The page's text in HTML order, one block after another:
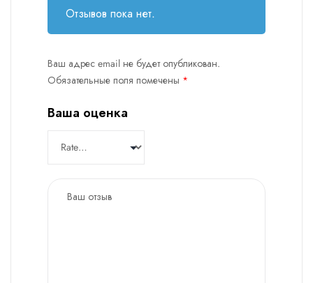
Отзывов пока нет.
Ваш адрес email не будет опубликован.
Обязательные поля помечены *
Ваша оценка